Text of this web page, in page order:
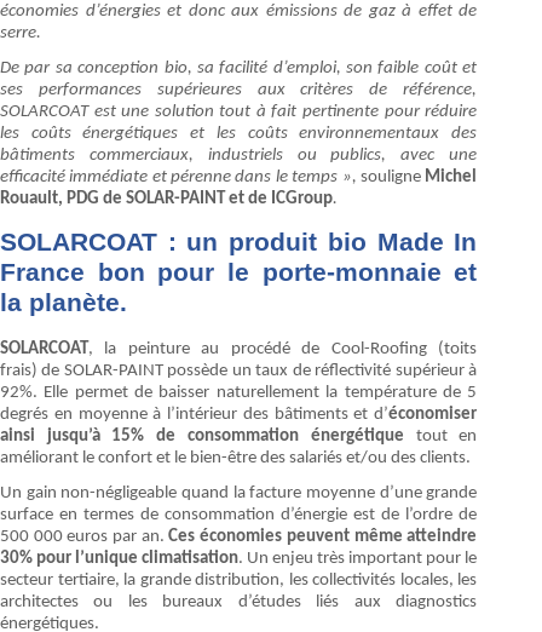
économies d’énergies et donc aux émissions de gaz à effet de
serre.
De par sa conception bio, sa facilité d’emploi, son faible coût et
ses performances supérieures aux critères de référence,
SOLARCOAT est une solution tout à fait pertinente pour réduire
les coûts énergétiques et les coûts environnementaux des
bâtiments commerciaux, industriels ou publics, avec une
efficacité immédiate et pérenne dans le temps », souligne Michel
Rouault, PDG de SOLAR-PAINT et de ICGroup.
SOLARCOAT : un produit bio Made In
France bon pour le porte-monnaie et
la planète.
SOLARCOAT, la peinture au procédé de Cool-Roofing (toits
frais) de SOLAR-PAINT possède un taux de réflectivité supérieur à
92%. Elle permet de baisser naturellement la température de 5
degrés en moyenne à l’intérieur des bâtiments et d’économiser
ainsi jusqu’à 15% de consommation énergétique tout
en
améliorant le confort et le bien-être des salariés et/ou des clients.
Un gain non-négligeable quand la facture moyenne d’une grande
surface en termes de consommation d’énergie est de l’ordre de
500 000 euros par an.Ces économies peuvent même atteindre
30% pour l’unique climatisation. Un enjeu très important pour le
secteur tertiaire, la grande distribution, les collectivités locales, les
architectes ou les bureaux d’études liés aux diagnostics
énergétiques.